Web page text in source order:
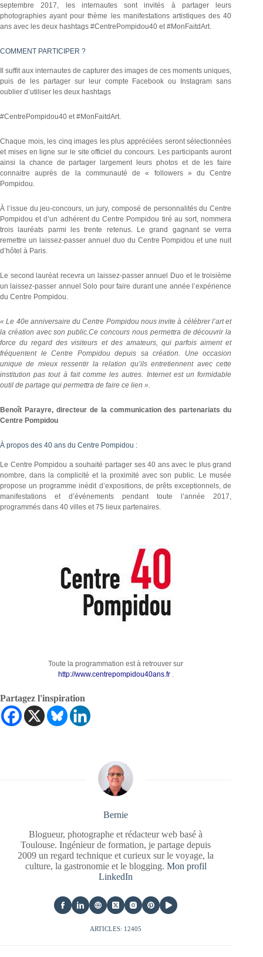
septembre 2017, les internautes sont invités à partager leurs
photographies ayant pour thème les manifestations artistiques des 40
ans avec les deux hashtags #CentrePompidou40 et #MonFaitdArt.
COMMENT PARTICIPER ?
Il suffit aux internautes de capturer des images de ces moments uniques,
puis de les partager sur leur compte Facebook ou Instagram sans
oublier d’utiliser les deux hashtags
#CentrePompidou40 et #MonFaitdArt.
Chaque mois, les cinq images les plus appréciées seront sélectionnées
et mises en ligne sur le site officiel du concours. Les participants auront
ainsi la chance de partager largement leurs photos et de les faire
connaitre auprès de la communauté de « followers » du Centre
Pompidou.
À l’issue du jeu-concours, un jury, composé de personnalités du Centre
Pompidou et d’un adhérent du Centre Pompidou tiré au sort, nommera
trois lauréats parmi les trente retenus. Le grand gagnant se verra
remettre un laissez-passer annuel duo du Centre Pompidou et une nuit
d’hôtel à Paris.
Le second lauréat recevra un laissez-passer annuel Duo et le troisième
un laissez-passer annuel Solo pour faire durant une année l’expérience
du Centre Pompidou.
« Le 40e anniversaire du Centre Pompidou nous invite à célébrer l’art et
la création avec son public.Ce concours nous permettra de découvrir la
force du regard des visiteurs et des amateurs, qui parfois aiment et
fréquentent le Centre Pompidou depuis sa création. Une occasion
unique de mieux ressentir la relation qu’ils entretiennent avec cette
institution pas tout à fait comme les autres. Internet est un formidable
outil de partage qui permettra de faire ce lien ».
Benoît Parayre, directeur de la communication des partenariats du
Centre Pompidou
À propos des 40 ans du Centre Pompidou :
Le Centre Pompidou a souhaité partager ses 40 ans avec le plus grand
nombre, dans la complicité et la proximité avec son public. Le musée
propose un programme inédit d’expositions, de prêts exceptionnels, de
manifestations et d’événements pendant toute l’année 2017,
programmés dans 40 villes et 75 lieux partenaires.
Toute la programmation est à retrouver sur
http://www.centrepompidou40ans.fr.
Partagez l'inspiration
Bernie
Blogueur, photographe et rédacteur web basé à
Toulouse. Ingénieur de formation, je partage depuis
2009 un regard technique et curieux sur le voyage, la
culture, la gastronomie et le blogging. Mon profil
LinkedIn
ARTICLES: 12405